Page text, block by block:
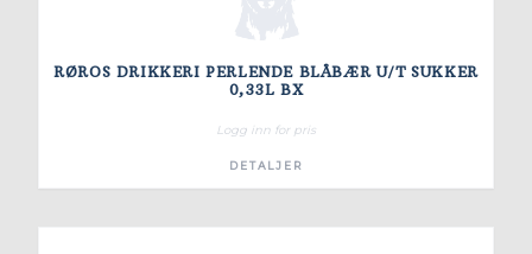
RØROS DRIKKERI PERLENDE BLÅBÆR U/T SUKKER
0,33L BX
Logg inn for pris
DETALJER